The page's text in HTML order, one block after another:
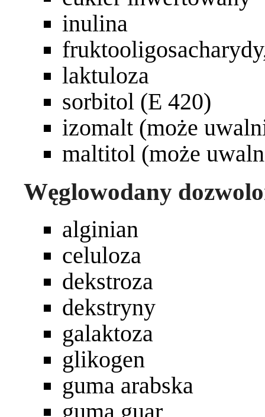
inulina
laktuloza
sorbitol (E 420)
izomalt (może
maltitol (może
Węglowodany
alginian
celuloza
dekstroza
dekstryny
galaktoza
glikogen
guma arabska
guma guar